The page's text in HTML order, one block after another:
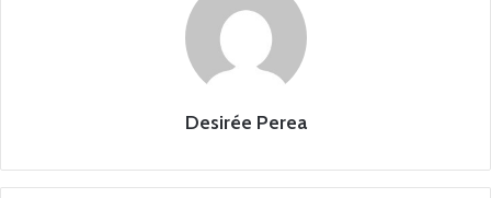
Desirée Perea